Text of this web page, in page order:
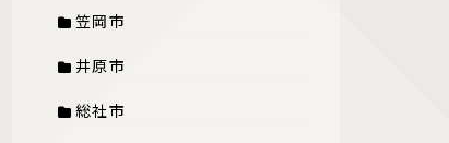
笠岡市
井原市
総社市